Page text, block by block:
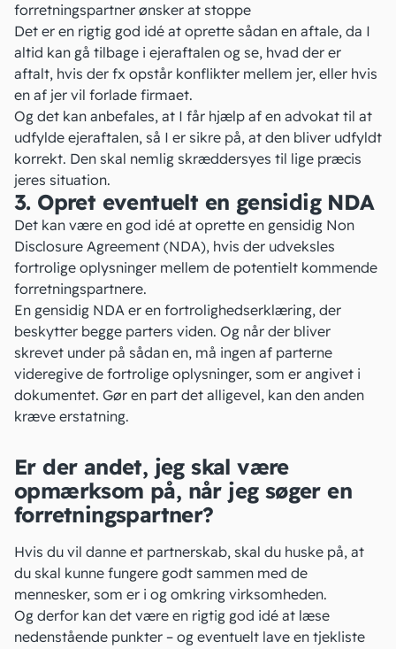
forretningspartner ønsker at stoppe
Det er en rigtig god idé at oprette sådan en aftale, da I
altid kan gå tilbage i ejeraftalen og se, hvad der er
aftalt, hvis der fx opstår konflikter mellem jer, eller hvis
en af jer vil forlade firmaet.
Og det kan anbefales, at I får hjælp af en advokat til at
udfylde ejeraftalen, så I er sikre på, at den bliver udfyldt
korrekt. Den skal nemlig skræddersyes til lige præcis
jeres situation.
3. Opret eventuelt en gensidig NDA
Det kan være en god idé at oprette en gensidig Non
Disclosure Agreement (NDA), hvis der udveksles
fortrolige oplysninger mellem de potentielt kommende
forretningspartnere.
En gensidig NDA er en fortrolighedserklæring, der
beskytter begge parters viden. Og når der bliver
skrevet under på sådan en, må ingen af parterne
videregive de fortrolige oplysninger, som er angivet i
dokumentet. Gør en part det alligevel, kan den anden
kræve erstatning.
Er der andet, jeg skal være
opmærksom på, når jeg søger en
forretningspartner?
Hvis du vil danne et partnerskab, skal du huske på, at
du skal kunne fungere godt sammen med de
mennesker, som er i og omkring virksomheden.
Og derfor kan det være en rigtig god idé at læse
nedenstående punkter – og eventuelt lave en tjekliste